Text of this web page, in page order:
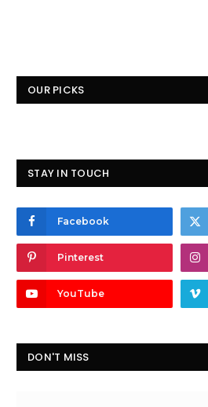
OUR PICKS
STAY IN TOUCH
Facebook
Pinterest
YouTube
DON'T MISS